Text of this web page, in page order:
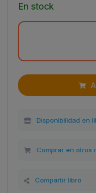
En stock
Disponibilidad en
Comprar en otros
Compartir libro